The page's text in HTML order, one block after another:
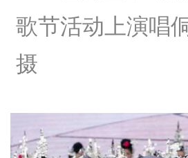
歌节活动上演唱
摄